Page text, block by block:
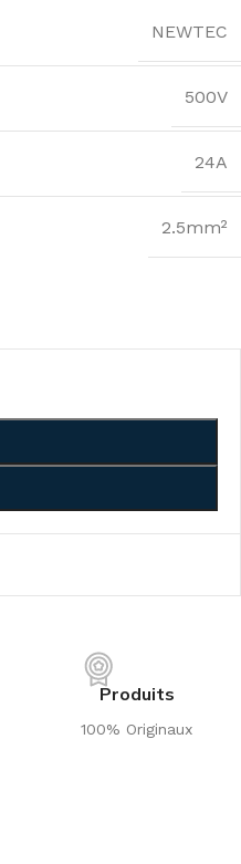
NEWTEC
500V
24A
2.5mm²
Produits
100% Originaux